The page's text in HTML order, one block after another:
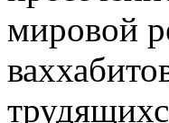
мировой